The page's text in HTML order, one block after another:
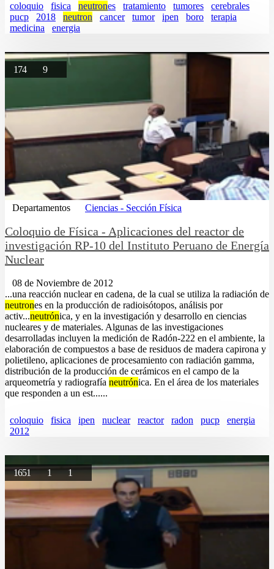
coloquio fisica neutrones tratamiento tumores
cerebrales
pucp
2018 neutron cancer tumor ipen boro
terapia
medicina
energia
174 9
Departamentos Ciencias - Sección Física
Coloquio de Física - Aplicaciones del reactor de
investigación RP-10 del Instituto Peruano de Energía
Nuclear
08 de Noviembre de 2012
...una reacción nuclear en cadena, de la cual se utiliza la radiación de
neutrones en la producción de radioisótopos, análisis por
activ...neutrónica, y en la investigación y desarrollo en ciencias
nucleares y de materiales. Algunas de las investigaciones
desarrolladas incluyen la medición de Radón-222 en el ambiente, la
elaboración de compuestos a base de residuos de madera capirona y
polietileno, aplicaciones de procesamiento con radiación gamma,
distribución de la producción de cerámicos en el campo de la
arqueometría y radiografía neutrónica. En el área de los materiales
que responden a un est......
coloquio fisica ipen nuclear reactor radon pucp
energia
2012
165111